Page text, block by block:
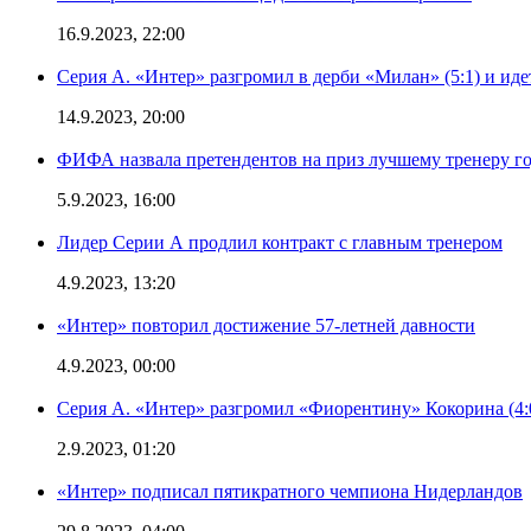
16.9.2023, 22:00
Серия А. «Интер» разгромил в дерби «Милан» (5:1) и
14.9.2023, 20:00
ФИФА назвала претендентов на приз лучшему тренеру
5.9.2023, 16:00
Лидер Серии А продлил контракт с главным тренером
4.9.2023, 13:20
«Интер» повторил достижение 57-летней давности
4.9.2023, 00:00
Серия А. «Интер» разгромил «Фиорентину» Кокорина
2.9.2023, 01:20
«Интер» подписал пятикратного чемпиона Нидерландов